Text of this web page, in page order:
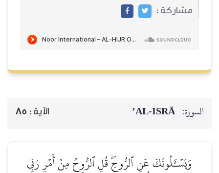
مشاركة :
السورة: AL‑ISRĀ’ الآية : 85
وَيَسۡـَٔلُونَكَ عَنِ ٱلرُّوحِۖ قُلِ ٱلرُّوحُ مِنۡ أَمۡرِ رَبِّي